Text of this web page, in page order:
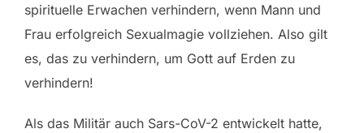
spirituelle Erwachen verhindern, wenn Mann und
Frau erfolgreich Sexualmagie vollziehen. Also gilt
es, das zu verhindern, um Gott auf Erden zu
verhindern!
Als das Militär auch Sars-CoV-2 entwickelt hatte,